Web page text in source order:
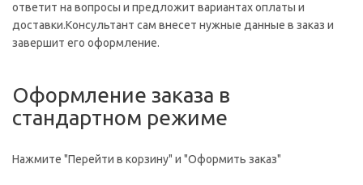
ответит на вопросы и предложит вариантах оплаты и
доставки.Консультант сам внесет нужные данные в заказ и
завершит его оформление.
Оформление заказа в
стандартном режиме
Нажмите "Перейти в корзину" и "Оформить заказ"